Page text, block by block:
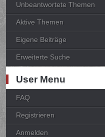
Unbeantwortete Themen
Aktive Themen
Eigene Beiträge
Erweiterte Suche
User Menu
FAQ
Registrieren
Anmelden